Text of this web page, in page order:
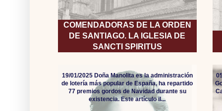
COMENDADORAS DE LA ORDEN
DE SANTIAGO. LA IGLESIA DE
SANCTI SPIRITUS
19/01/2025 Doña Manolita es la administración
de lotería más popular de España, ha repartido
77 premios gordos de Navidad durante su
existencia. Este artículo il...